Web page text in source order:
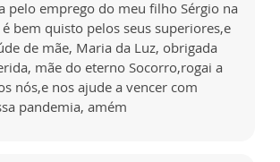
pelo emprego do meu filho Sérgio na
bem quisto pelos seus superiores,e
de mãe, Maria da Luz, obrigada
mãe do eterno Socorro,rogai a
nós,e nos ajude a vencer com
pandemia, amém